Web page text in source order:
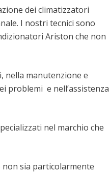
dei climatizzatori
I nostri tecnici sono
Ariston che non
nella manutenzione e
problemi e nell’assistenza
nel marchio che
sia particolarmente